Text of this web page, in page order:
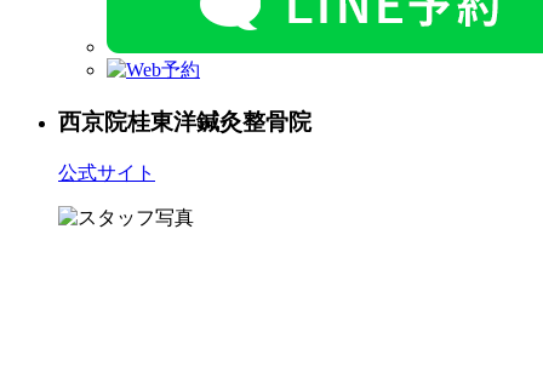
西京院桂東洋鍼灸整骨院
公式サイト